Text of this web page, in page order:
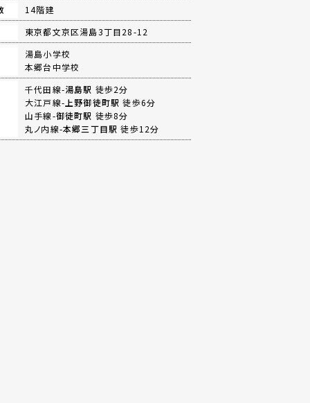
14階建
東京都文京区湯島3丁目28-12
湯島小学校
本郷台中学校
千代田線-湯島駅 徒歩2分
大江戸線- 上野御徒町駅 徒歩6分
山手線-御徒町駅 徒歩8分
丸ノ内線-本郷三丁目駅 徒歩12分